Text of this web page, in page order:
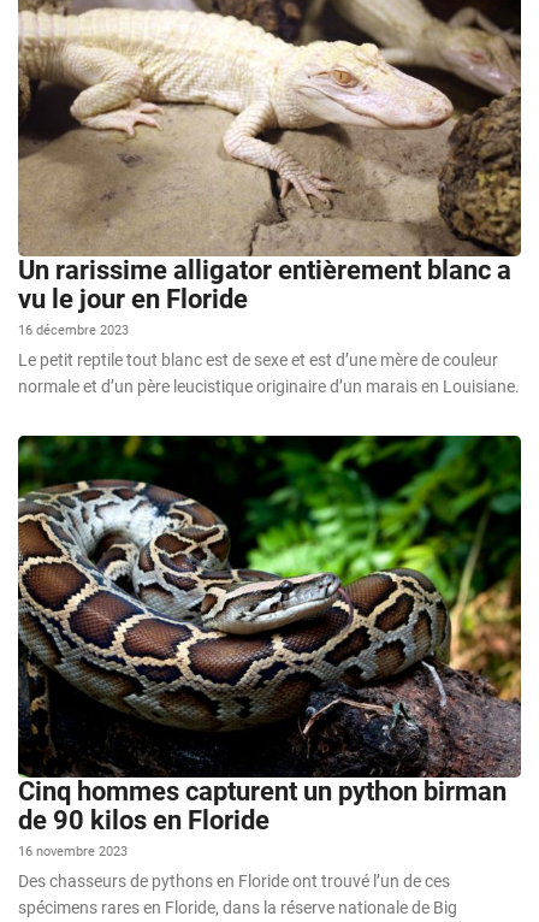
Un rarissime alligator entièrement blanc a
vu le jour en Floride
16 décembre 2023
Le petit reptile tout blanc est de sexe et est d’une mère de couleur
normale et d’un père leucistique originaire d’un marais en Louisiane.
Cinq hommes capturent un python birman
de 90 kilos en Floride
16 novembre 2023
Des chasseurs de pythons en Floride ont trouvé l’un de ces
spécimens rares en Floride, dans la réserve nationale de Big